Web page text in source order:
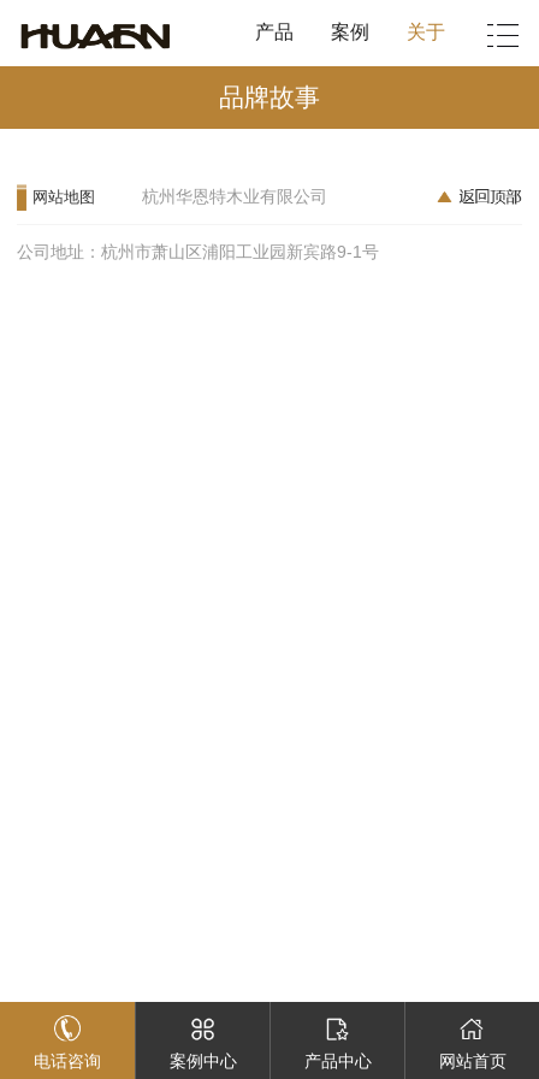
产品 案例 关于
品牌故事
网站地图 杭州华恩特木业有限公司
公司地址：杭州市萧山区浦阳工业园新宾路9-1号
电话咨询 案例中心 产品中心 网站首页